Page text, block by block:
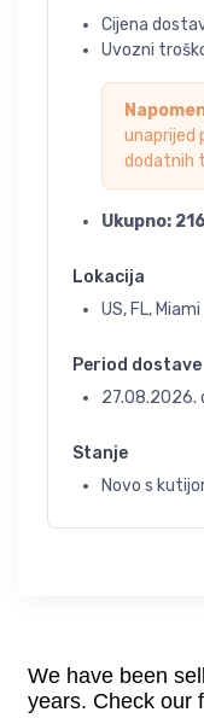
Cijena
Uvozni
unaprijed
dodatnih
Ukupno:
Lokacija
US, FL, Miami
Period dostave
27.08.2026.
Stanje
Novo s